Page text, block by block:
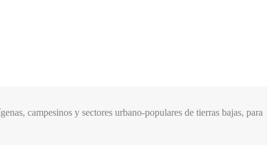
campesinos y sectores urbano-populares de tierras bajas, para